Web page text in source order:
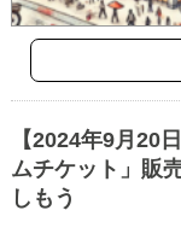
【2024年9月20
ムチケット」販
しもう